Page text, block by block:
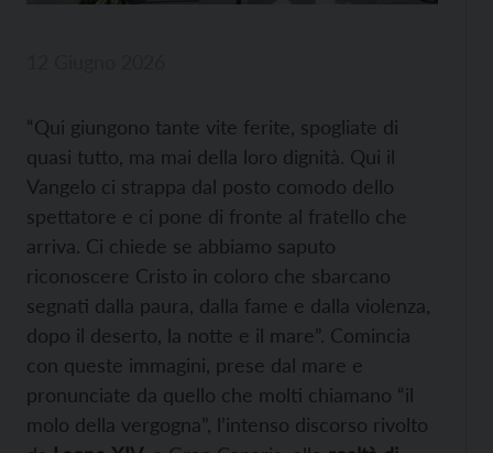
“Qui giungono tante vite ferite, spogliate di
quasi tutto, ma mai della loro dignità. Qui il
Vangelo ci strappa dal posto comodo dello
spettatore e ci pone di fronte al fratello che
arriva. Ci chiede se abbiamo saputo
riconoscere Cristo in coloro che sbarcano
segnati dalla paura, dalla fame e dalla violenza,
dopo il deserto, la notte e il mare”. Comincia
con queste immagini, prese dal mare e
pronunciate da quello che molti chiamano “il
molo della vergogna”, l’intenso discorso rivolto